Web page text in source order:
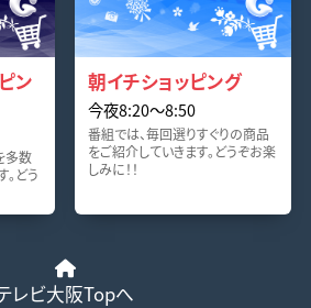
ン
多数
どう
朝イチショッピング
今夜8:20〜8:50
番組では、毎回選りすぐりの商品
をご紹介していきます。どうぞお楽
しみに！！
レビ大阪Topへ